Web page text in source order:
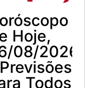
Hoje,
08/2026
Todos